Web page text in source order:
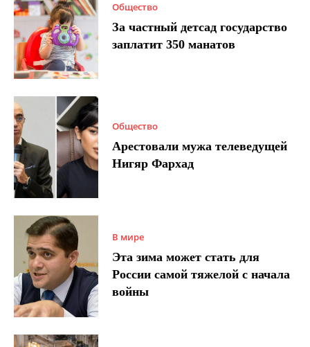
Общество
За частный детсад государство
заплатит 350 манатов
Общество
Арестовали мужа телеведущей
Нигяр Фархад
В мире
Эта зима может стать для
России самой тяжелой с начала
войны